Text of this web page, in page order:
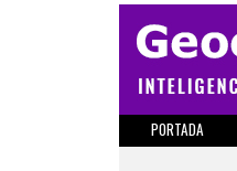
PORTADA